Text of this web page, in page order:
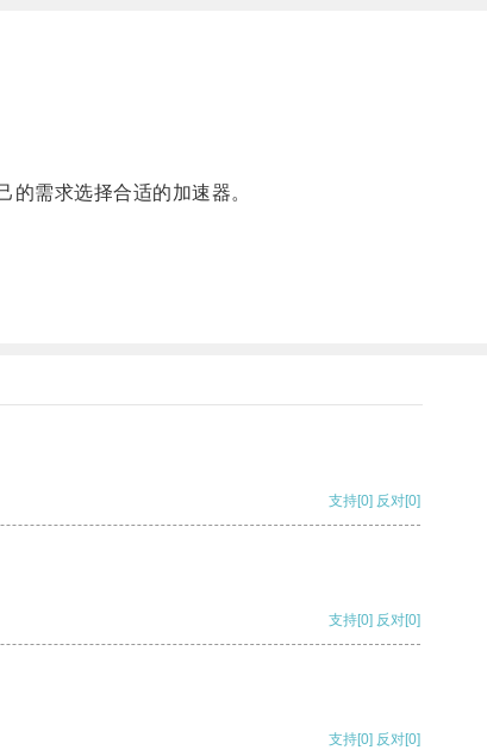
需求选择合适的加速器。
支持[0] 反对[0]
支持[0] 反对[0]
支持[0] 反对[0]